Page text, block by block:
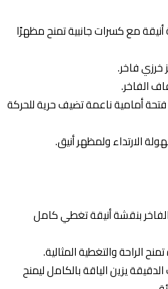
مع كسرات جانبية تمنح مظهرًا
الفاخر.
أمامية ناعمة تضيف حرية للحركة
الارتداء ولمظهر أنيق.
بنقشة أنيقة تغطي كامل
الراحة والتغطية المثالية.
يزين الياقة بالكامل ليمنح